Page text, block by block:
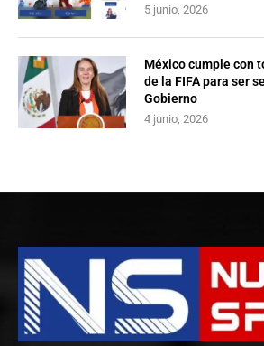
5 junio, 2026
México cumple con
de la FIFA para ser
Gobierno
4 junio, 2026